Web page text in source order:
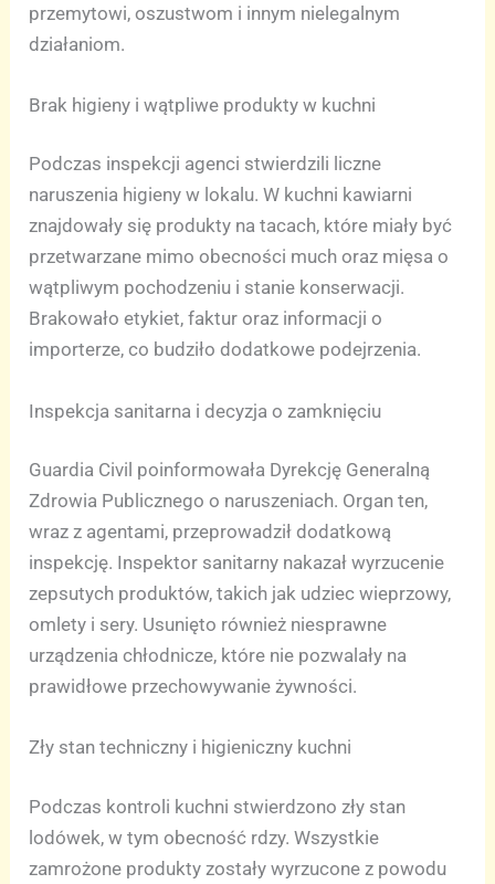
przemytowi, oszustwom i innym nielegalnym
działaniom.
Brak higieny i wątpliwe produkty w kuchni
Podczas inspekcji agenci stwierdzili liczne
naruszenia higieny w lokalu. W kuchni kawiarni
znajdowały się produkty na tacach, które miały być
przetwarzane mimo obecności much oraz mięsa o
wątpliwym pochodzeniu i stanie konserwacji.
Brakowało etykiet, faktur oraz informacji o
importerze, co budziło dodatkowe podejrzenia.
Inspekcja sanitarna i decyzja o zamknięciu
Guardia Civil poinformowała Dyrekcję Generalną
Zdrowia Publicznego o naruszeniach. Organ ten,
wraz z agentami, przeprowadził dodatkową
inspekcję. Inspektor sanitarny nakazał wyrzucenie
zepsutych produktów, takich jak udziec wieprzowy,
omlety i sery. Usunięto również niesprawne
urządzenia chłodnicze, które nie pozwalały na
prawidłowe przechowywanie żywności.
Zły stan techniczny i higieniczny kuchni
Podczas kontroli kuchni stwierdzono zły stan
lodówek, w tym obecność rdzy. Wszystkie
zamrożone produkty zostały wyrzucone z powodu